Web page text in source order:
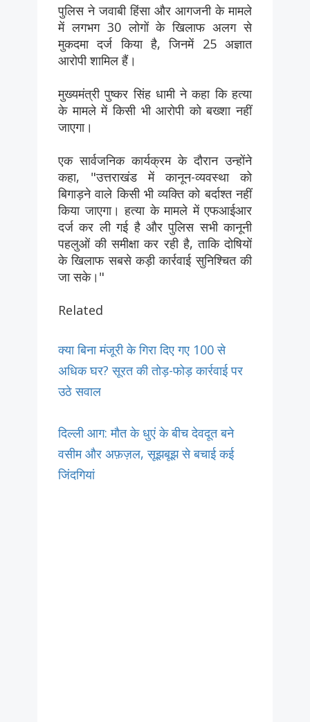
पुलिस ने जवाबी हिंसा और आगजनी के मामले
में लगभग 30 लोगों के खिलाफ अलग से
मुकदमा दर्ज किया है, जिनमें 25 अज्ञात
आरोपी शामिल हैं।
मुख्यमंत्री पुष्कर सिंह धामी ने कहा कि हत्या
के मामले में किसी भी आरोपी को बख्शा नहीं
जाएगा।
एक सार्वजनिक कार्यक्रम के दौरान उन्होंने
कहा, "उत्तराखंड में कानून-व्यवस्था को
बिगाड़ने वाले किसी भी व्यक्ति को बर्दाश्त नहीं
किया जाएगा। हत्या के मामले में एफआईआर
दर्ज कर ली गई है और पुलिस सभी कानूनी
पहलुओं की समीक्षा कर रही है, ताकि दोषियों
के खिलाफ सबसे कड़ी कार्रवाई सुनिश्चित की
जा सके।"
Related
क्या बिना मंजूरी के गिरा दिए गए 100 से
अधिक घर? सूरत की तोड़-फोड़ कार्रवाई पर
उठे सवाल
दिल्ली आग: मौत के धुएं के बीच देवदूत बने
वसीम और अफ़ज़ल, सूझबूझ से बचाई कई
जिंदगियां